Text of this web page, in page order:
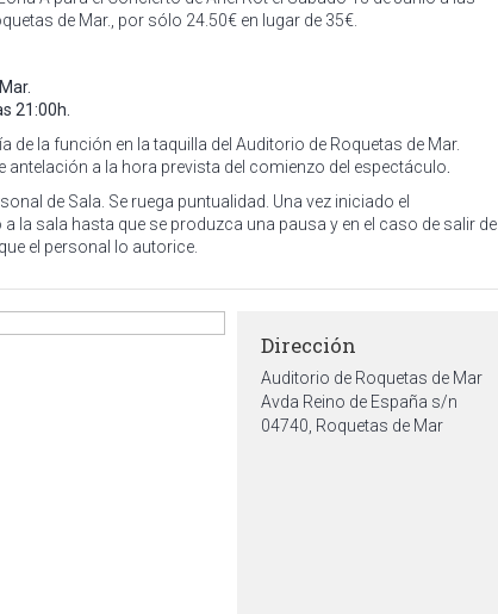
de Mar. , por sólo 24.50€ en lugar de 35€.
21:00h.
de la función en la taquilla del Auditorio de Roquetas de Mar.
antelación a la hora prevista del comienzo del espectáculo
de Sala. Se ruega puntualidad. Una vez iniciado el
la sala hasta que se produzca una pausa y en el caso de salir de
el personal lo autorice.
Dirección
Auditorio de Roquetas de Mar
Avda Reino de España s/n
04740, Roquetas de Mar